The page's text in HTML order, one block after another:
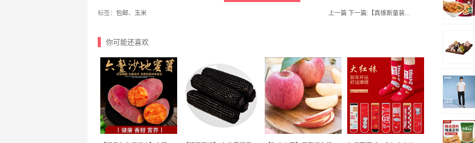
标签： 包邮、 玉米 上一篇 下一篇: 【真维斯童装】任选2条！薄款男中大童空调裤防蚊裤
你可能还喜欢